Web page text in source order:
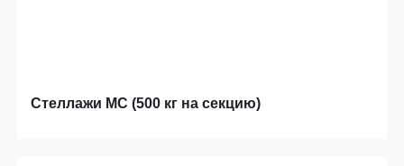
Стеллажи МС (500 кг на секцию)